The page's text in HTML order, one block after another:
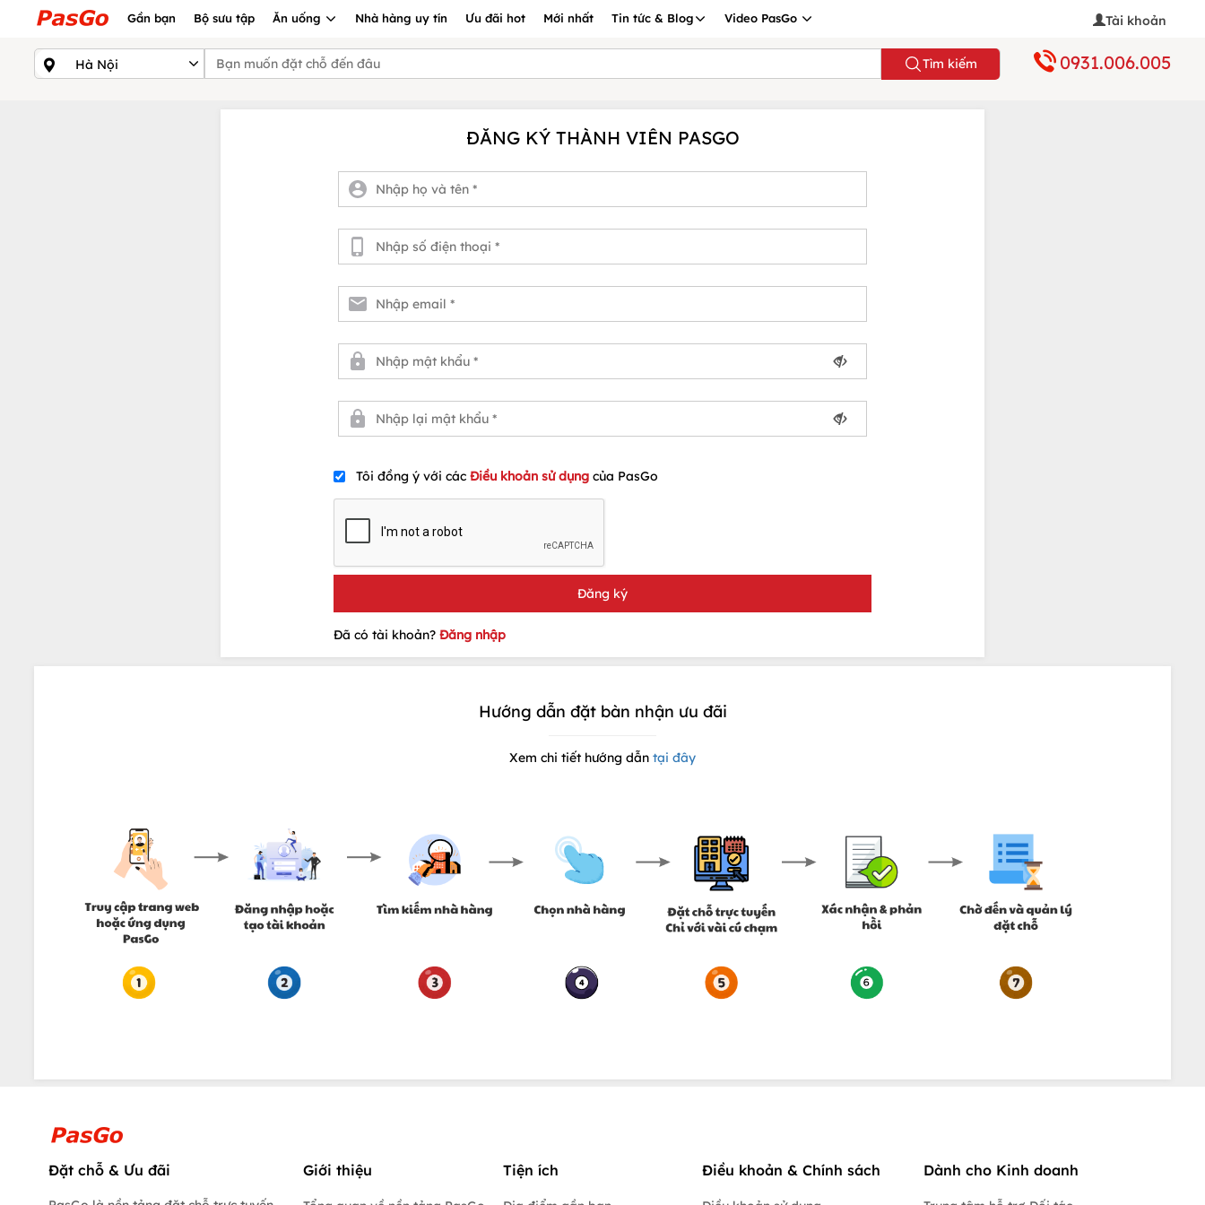
Gần bạn Bộ sưu tập Ăn uống Nhà hàng uy tín Ưu đãi hot Mới nhất Tin tức & Blog Video PasGo Tài khoản
Tìm kiếm 0931.006.005
ĐĂNG KÝ THÀNH VIÊN PASGO
Tôi đồng ý với các Điều khoản sử dụng của PasGo
Đã có tài khoản? Đăng nhập
Hướng dẫn đặt bàn nhận ưu đãi
Xem chi tiết hướng dẫn tại đây
Đặt chỗ & Ưu đãi Giới thiệu Tiện ích Điều khoản & Chính sách Dành cho Kinh doanh